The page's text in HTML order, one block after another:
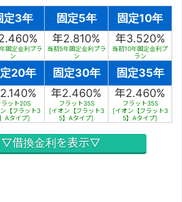
定3年 固定5年
固定10年
固定金利プラ
ン
年2.810%
当初5年固定金利プラ
ン
年3.520%
当初10年固定金利プ
ラン
20年 固定30年
固定35年
ラット20S
【フラット3
Aタイプ]
年2.460%
フラット35S
[イオン【フラット3
5】Aタイプ]
年2.460%
フラット35S
[イオン【フラット3
5】Aタイプ]
▽借換金利を表示▽